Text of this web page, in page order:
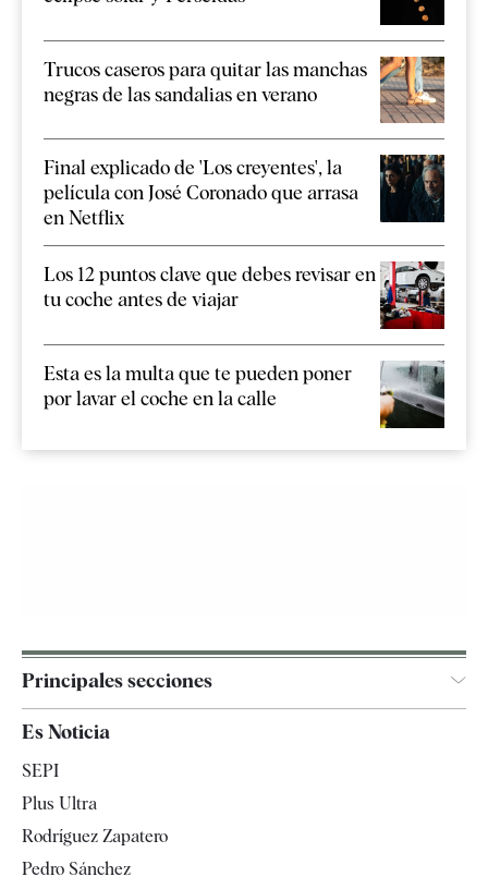
Trucos caseros para quitar las manchas
negras de las sandalias en verano
Final explicado de 'Los creyentes', la
película con José Coronado que arrasa
en Netflix
Los 12 puntos clave que debes revisar en
tu coche antes de viajar
Esta es la multa que te pueden poner
por lavar el coche en la calle
Principales secciones
Televisión
Es Noticia
SEPI
Plus Ultra
Rodríguez Zapatero
Pedro Sánchez